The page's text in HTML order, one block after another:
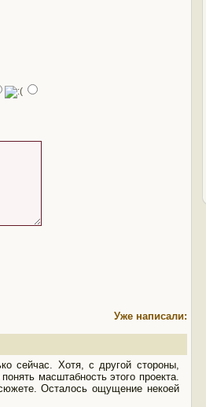
Уже написали:
сейчас. Хотя, с другой стороны,
масштабность этого проекта.
Осталось ощущение некоей